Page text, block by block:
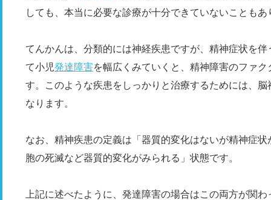
しても、本当に必要な診療が十分できていないこともあ
てんかんは、分類的には神経疾患ですが、精神症状を
て小児発達障害を幅広くみていくと、精神障害のファ
す。このような疾患をしっかりと治療するためには、
なります。
なお、精神疾患の定義は「器質的変化はないが精神症
胞の死滅など器質的変化がみられる」状態です。
上記に述べたように、発達障害の場合はこの両方が関